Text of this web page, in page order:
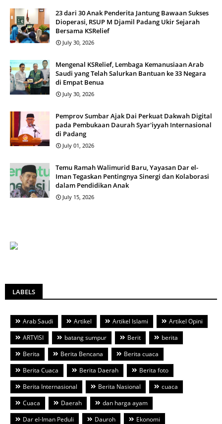
23 dari 30 Anak Penderita Jantung Bawaan Sukses
Dioperasi, RSUP M Djamil Padang Ukir Sejarah
Bersama KSRelief
July 30, 2026
Mengenal KSRelief, Lembaga Kemanusiaan Arab
Saudi yang Telah Salurkan Bantuan ke 33 Negara
di Empat Benua
July 30, 2026
Pemprov Sumbar Ajak Dai Perkuat Dakwah Digital
pada Pembukaan Daurah Syar'iyyah Internasional
di Padang
July 01, 2026
Temu Ramah Walimurid Baru, Yayasan Dar el-
Iman Tegaskan Pentingnya Sinergi dan Kolaborasi
dalam Pendidikan Anak
July 15, 2026
LABELS
Arab Saudi Artikel Artikel Islami
Artikel Opini
ARTVISI
batang sumpur Berit
berita
Berita
Berita Bencana
Berita cuaca
Berita Cuaca
Berita Daerah
Berita foto
Berita Internasional
Berita Nasional
cuaca
Cuaca
Daerah
dan harga ayam
Dar el-Iman Peduli
Dauroh
Ekonomi